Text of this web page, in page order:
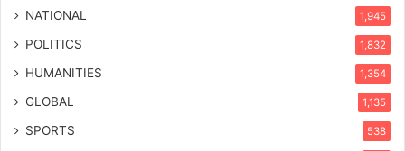
NATIONAL 1,945
POLITICS 1,832
HUMANITIES 1,354
GLOBAL 1,135
SPORTS 538